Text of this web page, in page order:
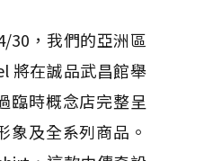
30，我們的亞洲區
將在誠品武昌館舉
臨時概念店完整呈
象及全系列商品。